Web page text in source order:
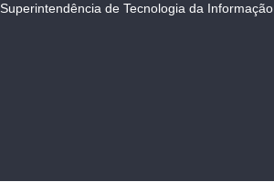
Superintendência de Tecnologia da Informação